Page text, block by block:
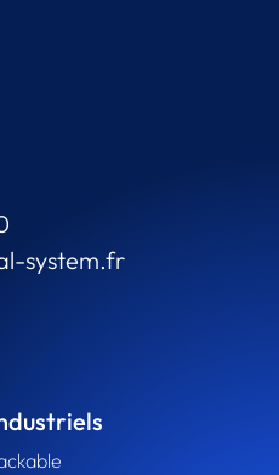
system.fr